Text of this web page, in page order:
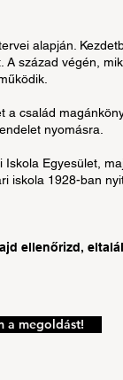
alapján.
század végén,
család
nyomásra.
Egyesület,
iskola 1928-ban
ellenőrizd,
a megoldást!